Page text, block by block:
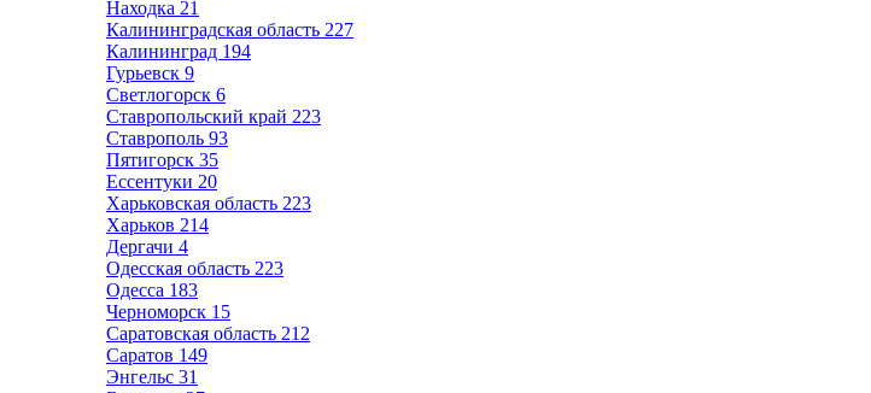
Находка 21
Калининградская область 227
Калининград 194
Гурьевск 9
Светлогорск 6
Ставропольский край 223
Ставрополь 93
Пятигорск 35
Ессентуки 20
Харьковская область 223
Харьков 214
Дергачи 4
Одесская область 223
Одесса 183
Черноморск 15
Саратовская область 212
Саратов 149
Энгельс 31